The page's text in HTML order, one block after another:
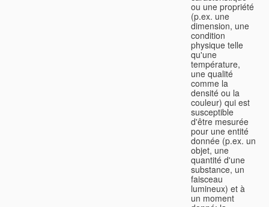
ou une propriété
(p.ex. une
dimension, une
condition
physique telle
qu'une
température,
une qualité
comme la
densité ou la
couleur) qui est
susceptible
d'être mesurée
pour une entité
donnée (p.ex. un
objet, une
quantité d'une
substance, un
faisceau
lumineux) et à
un moment